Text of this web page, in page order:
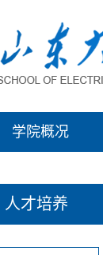
学院概况
人才培养